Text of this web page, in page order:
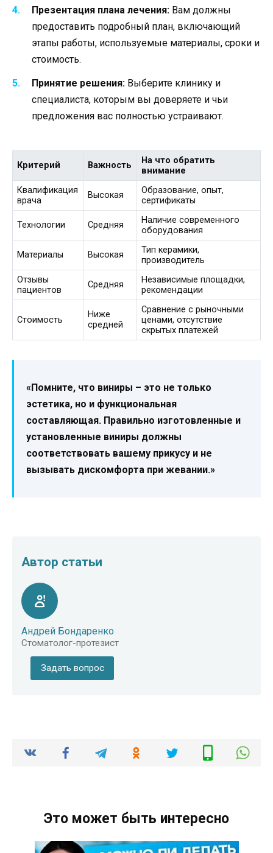
Презентация плана лечения: Вам должны
предоставить подробный план, включающий
этапы работы, используемые материалы, сроки и
стоимость.
Принятие решения: Выберите клинику и
специалиста, которым вы доверяете и чьи
предложения вас полностью устраивают.
Критерий Важность
На что обратить
внимание
Квалификация
врача
Высокая
Образование, опыт,
сертификаты
Технологии Средняя
Наличие современного
оборудования
Материалы Высокая
Тип керамики,
производитель
Отзывы
пациентов
Средняя
Независимые площадки,
рекомендации
Стоимость
Ниже
средней
Сравнение с рыночными
ценами, отсутствие
скрытых платежей
«Помните, что виниры – это не только
эстетика, но и функциональная
составляющая. Правильно изготовленные и
установленные виниры должны
соответствовать вашему прикусу и не
вызывать дискомфорта при жевании.»
Автор статьи
Андрей Бондаренко
Стоматолог-протезист
Задать вопрос
Это может быть интересно